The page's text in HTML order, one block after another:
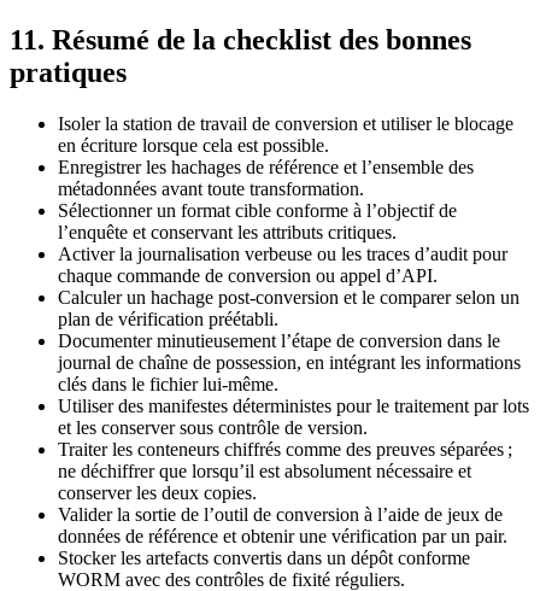
11. Résumé de la checklist des bonnes
pratiques
Isolerla station de travail de conversion et utiliser le blocage
en écriture lorsque cela est possible.
Enregistrerles hachages de référence et l’ensemble des
métadonnées avant toute transformation.
Sélectionnerun format cible conforme à l’objectif de
l’enquête et conservant les attributs critiques.
Activerla journalisation verbeuse ou les traces d’audit pour
chaque commande de conversion ou appel d’API.
Calculerun hachage post‑conversion et le comparer selon un
plan de vérification préétabli.
Documenterminutieusement l’étape de conversion dans le
journal de chaîne de possession, en intégrant les informations
clés dans le fichier lui‑même.
Utiliserdes manifestes déterministes pour le traitement par lots
et les conserver sous contrôle de version.
Traiterles conteneurs chiffrés comme des preuves séparées ;
ne déchiffrer que lorsqu’il est absolument nécessaire et
conserver les deux copies.
Validerla sortie de l’outil de conversion à l’aide de jeux de
données de référence et obtenir une vérification par un pair.
Stockerles artefacts convertis dans un dépôt conforme
WORM avec des contrôles de fixité réguliers.